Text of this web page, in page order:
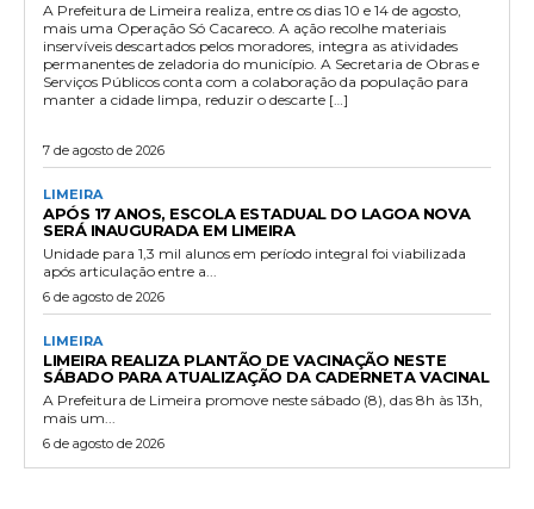
A Prefeitura de Limeira realiza, entre os dias 10 e 14 de agosto,
mais uma Operação Só Cacareco. A ação recolhe materiais
inservíveis descartados pelos moradores, integra as atividades
permanentes de zeladoria do município. A Secretaria de Obras e
Serviços Públicos conta com a colaboração da população para
manter a cidade limpa, reduzir o descarte […]
7 de agosto de 2026
LIMEIRA
APÓS 17 ANOS, ESCOLA ESTADUAL DO LAGOA NOVA
SERÁ INAUGURADA EM LIMEIRA
Unidade para 1,3 mil alunos em período integral foi viabilizada
após articulação entre a...
6 de agosto de 2026
LIMEIRA
LIMEIRA REALIZA PLANTÃO DE VACINAÇÃO NESTE
SÁBADO PARA ATUALIZAÇÃO DA CADERNETA VACINAL
A Prefeitura de Limeira promove neste sábado (8), das 8h às 13h,
mais um...
6 de agosto de 2026